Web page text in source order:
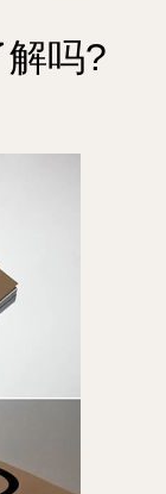
吗?